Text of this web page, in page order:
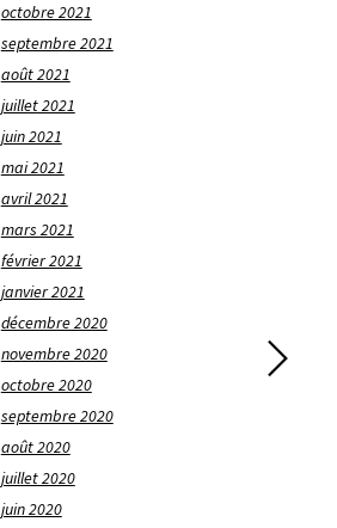
octobre 2021
septembre 2021
août 2021
juillet 2021
juin 2021
mai 2021
avril 2021
mars 2021
février 2021
janvier 2021
décembre 2020
novembre 2020
octobre 2020
septembre 2020
août 2020
juillet 2020
juin 2020